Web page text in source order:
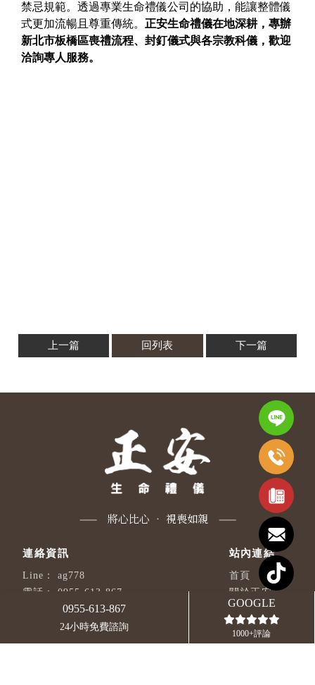
禁忌規範。透過專業生命禮儀公司的協助，能讓整體儀
式更加流暢且尊重傳統。正安生命禮儀在地深耕，專辦
新北市板橋區喪禮流程、封釘儀式與各宗教科儀，歡迎
洽詢專人服務。
上一篇 回列表 下一篇
回首頁 電話
ag778
0955-613-867
0955613867
ag7781107@gmail.com
新北市板橋區中山路二段505
首頁
關於正安
喪葬費用
禮儀會場
週邊訂購
0955-613-867
24小時免費諮詢
GOOGLE
1000+評論